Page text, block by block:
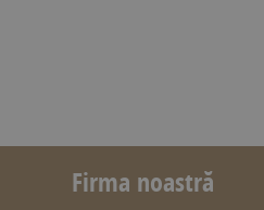
Firma noastră